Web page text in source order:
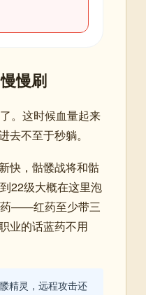
慢刷
。这时候血量起来
去不至于秒躺。
快，骷髅战将和骷
22级大概在这里泡
药——红药至少带三
业的话蓝药不用
精灵，远程攻击还